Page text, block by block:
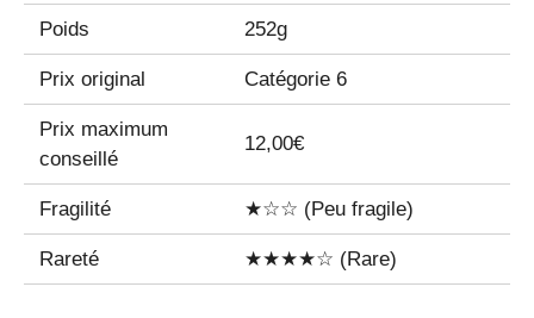
Poids 252g
Prix original Catégorie 6
Prix maximum
conseillé
12,00€
Fragilité ★☆☆ (Peu fragile)
Rareté ★★★★☆ (Rare)